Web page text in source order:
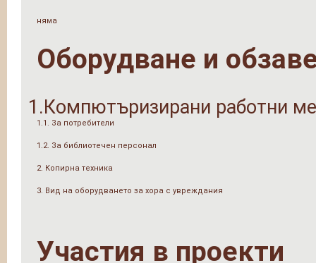
няма
Оборудване и
1.Компютъризирани работни
1.1. За потребители
1.2. За библиотечен персонал
2. Копирна техника
3. Вид на оборудването за хора с увреждания
Участия в проекти